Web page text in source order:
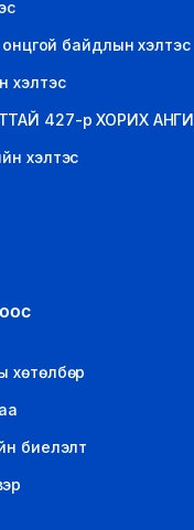
онцгой байдлын хэлтэс
хэлтэс
427-р ХОРИХ АНГИ
хэлтэс
хөтөлбөр
биелэлт